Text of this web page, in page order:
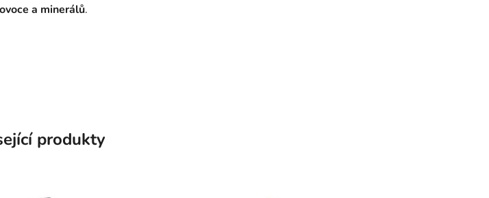
ovoce a minerálů.
produkty